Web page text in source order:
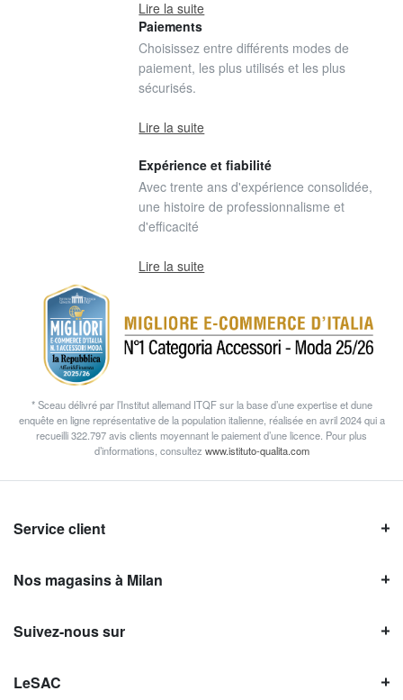
Lire la suite
Paiements
Choisissez entre différents modes de
paiement, les plus utilisés et les plus
sécurisés.
Lire la suite
Expérience et fiabilité
Avec trente ans d'expérience consolidée,
une histoire de professionnalisme et
d'efficacité
Lire la suite
* Sceau délivré par l’Institut allemand ITQF sur la base d’une expertise et dune
enquête en ligne représentative de la population italienne, réalisée en avril 2024 qui a
recueilli 322.797 avis clients moyennant le paiement d’une licence. Pour plus
d’informations, consultez www.istituto-qualita.com
Service client
Nos magasins à Milan
Suivez-nous sur
LeSAC